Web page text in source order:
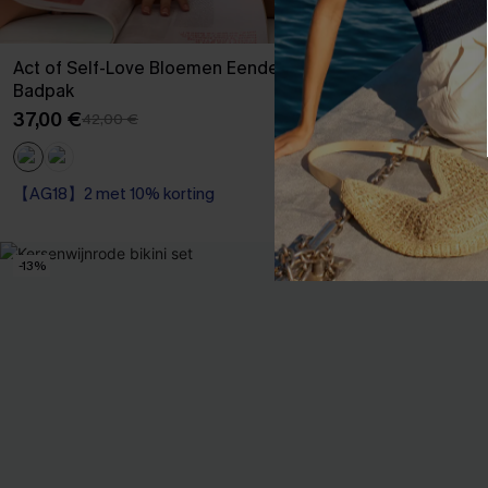
Act of Self-Love Bloemen Eendelig
Badpak
37,00 €42,00 €
【AG18】2 met 10% korting
【AG18】2 met 10% korting
Bikini set
37,00 € 42,00 €
【AG18】2
Op voorraad
【AG18】2
-13%